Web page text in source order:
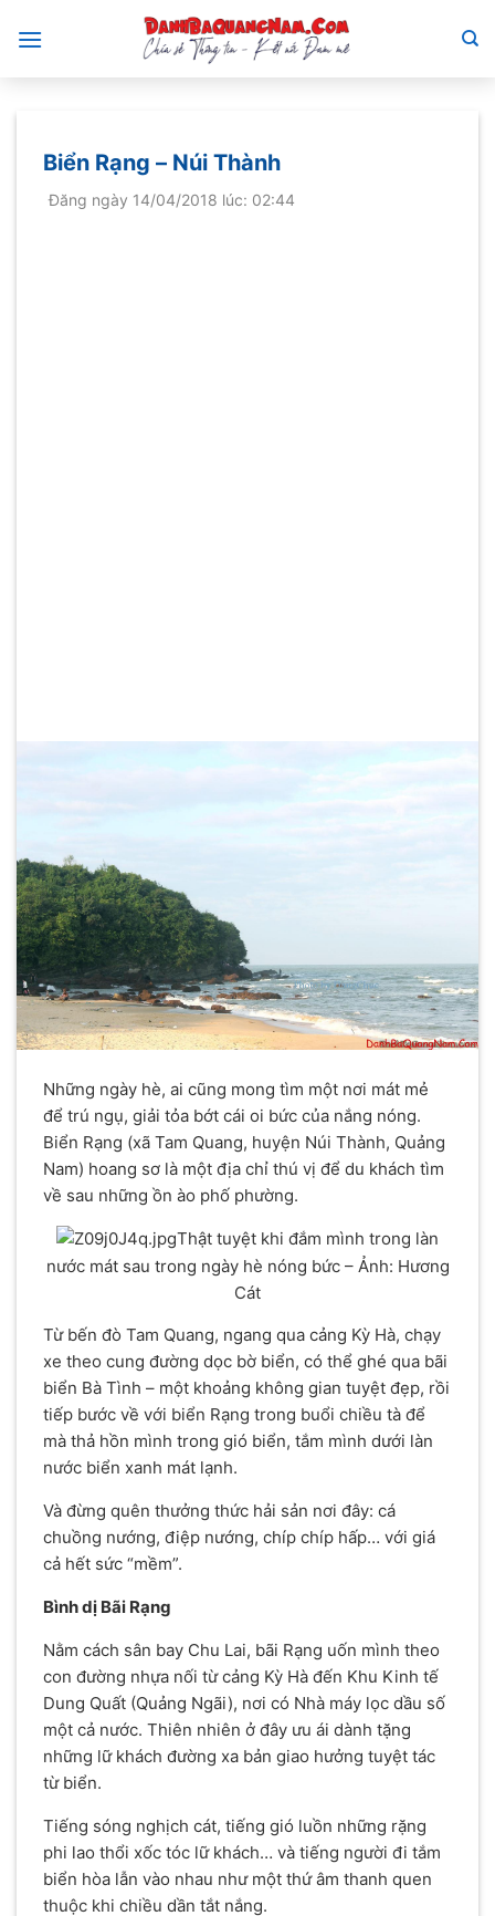
qua
Biển Rạng – Núi Thành
Đăng ngày 14/04/2018 lúc: 02:44
Những ngày hè, ai cũng mong tìm một nơi mát mẻ
để trú ngụ, giải tỏa bớt cái oi bức của nắng nóng.
Biển Rạng (xã Tam Quang, huyện Núi Thành, Quảng
Nam) hoang sơ là một địa chỉ thú vị để du khách tìm
về sau những ồn ào phố phường.
Thật tuyệt khi đắm mình trong làn
nước mát sau trong ngày hè nóng bức – Ảnh: Hương
Cát
Từ bến đò Tam Quang, ngang qua cảng Kỳ Hà, chạy
xe theo cung đường dọc bờ biển, có thể ghé qua bãi
biển Bà Tình – một khoảng không gian tuyệt đẹp, rồi
tiếp bước về với biển Rạng trong buổi chiều tà để
mà thả hồn mình trong gió biển, tắm mình dưới làn
nước biển xanh mát lạnh.
Và đừng quên thưởng thức hải sản nơi đây: cá
chuồng nướng, điệp nướng, chíp chíp hấp… với giá
cả hết sức “mềm”.
Bình dị Bãi Rạng
Nằm cách sân bay Chu Lai, bãi Rạng uốn mình theo
con đường nhựa nối từ cảng Kỳ Hà đến Khu Kinh tế
Dung Quất (Quảng Ngãi), nơi có Nhà máy lọc dầu số
một cả nước. Thiên nhiên ở đây ưu ái dành tặng
những lữ khách đường xa bản giao hưởng tuyệt tác
từ biển.
Tiếng sóng nghịch cát, tiếng gió luồn những rặng
phi lao thổi xốc tóc lữ khách… và tiếng người đi tắm
biển hòa lẫn vào nhau như một thứ âm thanh quen
thuộc khi chiều dần tắt nắng.